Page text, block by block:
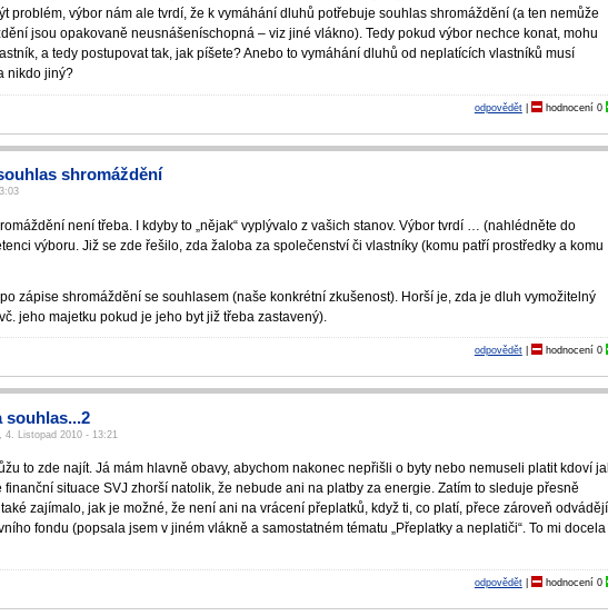
problém, výbor nám ale tvrdí, že k vymáhání dluhů potřebuje souhlas shromáždění (a ten nemůže
jsou opakovaně neusnášeníschopná – viz jiné vlákno). Tedy pokud výbor nechce konat, mohu
a tedy postupovat tak, jak píšete? Anebo to vymáhání dluhů od neplatících vlastníků musí
nikdo jiný?
odpovědět| hodnocení 0
shromáždění
není třeba. I kdyby to „nějak“ vyplývalo z vašich stanov. Výbor tvrdí … (nahlédněte do
výboru. Již se zde řešilo, zda žaloba za společenství či vlastníky (komu patří prostředky a komu
zápise shromáždění se souhlasem (naše konkrétní zkušenost). Horší je, zda je dluh vymožitelný
jeho majetku pokud je jeho byt již třeba zastavený).
odpovědět| hodnocení 0
souhlas...2
Listopad 2010 - 13:21
to zde najít. Já mám hlavně obavy, abychom nakonec nepřišli o byty nebo nemuseli platit kdoví
finanční situace SVJ zhorší natolik, že nebude ani na platby za energie. Zatím to sleduje přesně
zajímalo, jak je možné, že není ani na vrácení přeplatků, když ti, co platí, přece zároveň odvádějí
fondu (popsala jsem v jiném vlákně a samostatném tématu „Přeplatky a neplatiči“. To mi docela
odpovědět| hodnocení 0